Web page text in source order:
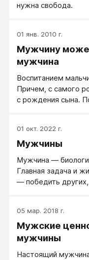
нужна свобода.
01 янв. 2010 г.
Мужчину
мужчина
Воспитанием
Причем, с самого
с рождения сына.
01 окт. 2022 г.
Мужчины
Мужчина —
Главная задача и
— победить
05 мар. 2018 г.
Мужские
мужчины
Настоящий